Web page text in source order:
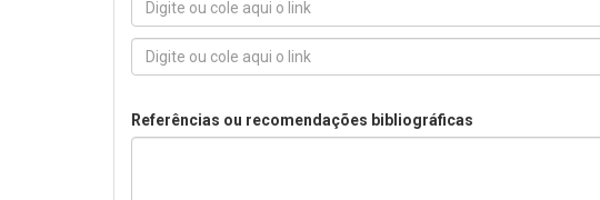
Referências ou recomendações bibliográficas